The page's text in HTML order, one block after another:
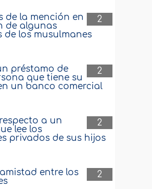
2
de la mención en
de algunas
de los musulmanes
2
préstamo de
que tiene su
un banco comercial
2
a un
lee los
privados de sus hijos
2
entre los